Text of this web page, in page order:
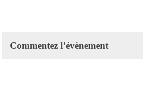
Commentez l’évènement